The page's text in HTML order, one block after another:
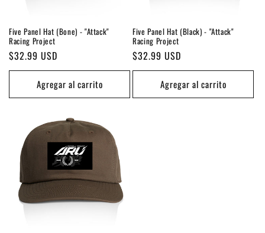
:
Five Panel Hat (Bone) - "Attack"
Racing Project
Precio
habitual
$32.99 USD
Agregar al carrito
Five Panel Hat (Black) - "Attack"
Racing Project
Precio
habitual
$32.99 USD
Agregar al carrito